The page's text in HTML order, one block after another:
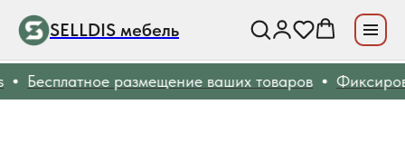
SELLDIS мебель
Бесплатное размещение ваших товаров